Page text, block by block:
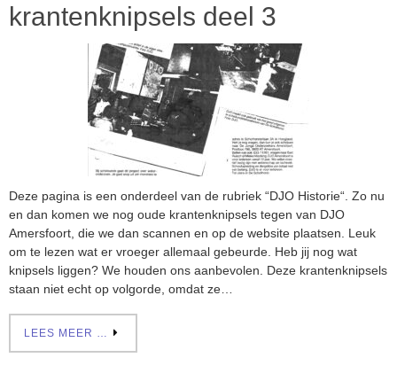
krantenknipsels deel 3
Deze pagina is een onderdeel van de rubriek “DJO Historie“. Zo nu
en dan komen we nog oude krantenknipsels tegen van DJO
Amersfoort, die we dan scannen en op de website plaatsen. Leuk
om te lezen wat er vroeger allemaal gebeurde. Heb jij nog wat
knipsels liggen? We houden ons aanbevolen. Deze krantenknipsels
staan niet echt op volgorde, omdat ze…
LEES MEER …